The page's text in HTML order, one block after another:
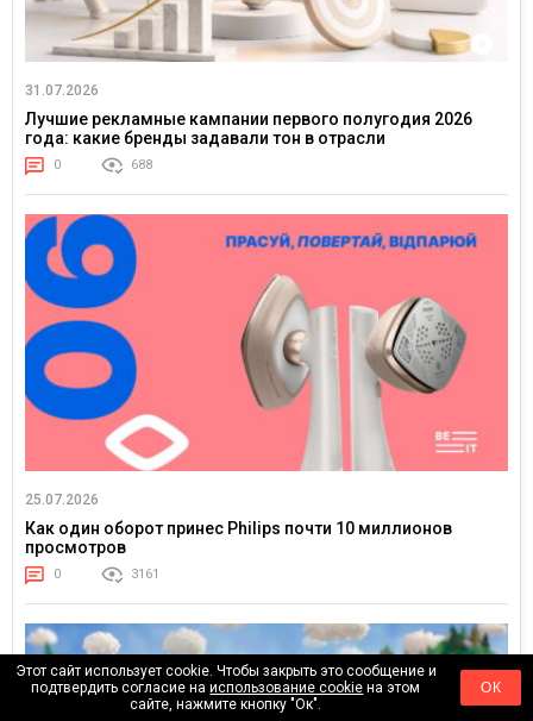
31.07.2026
Лучшие рекламные кампании первого полугодия 2026
года: какие бренды задавали тон в отрасли
0 688
25.07.2026
Как один оборот принес Philips почти 10 миллионов
просмотров
0 3161
Этот сайт использует cookie. Чтобы закрыть это сообщение и
подтвердить согласие наиспользование cookie на этом
сайте, нажмите кнопку "Ок".
ОК